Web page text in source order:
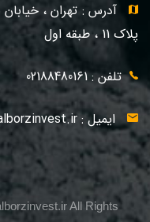
آدرس : تهران ،
پلاک 11 ، طبقه اول
تلفن : 02188480161
ایمیل :
All Rights